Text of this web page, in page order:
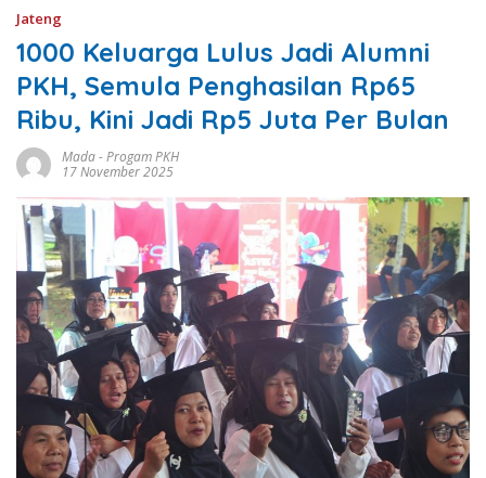
Jateng
1000 Keluarga Lulus Jadi Alumni
PKH, Semula Penghasilan Rp65
Ribu, Kini Jadi Rp5 Juta Per Bulan
Mada-Progam PKH
17 November 2025